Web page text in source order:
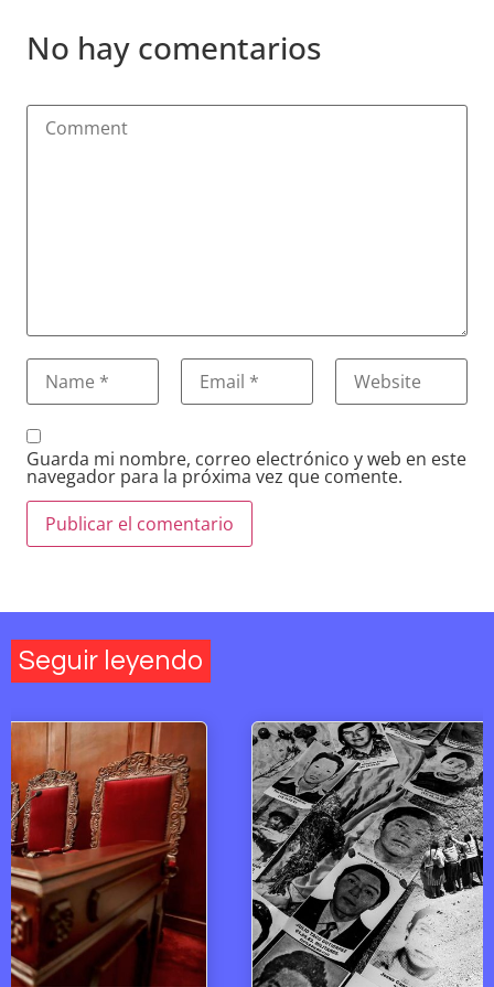
No hay comentarios
Guarda mi nombre, correo electrónico y web en este
navegador para la próxima vez que comente.
Seguir leyendo